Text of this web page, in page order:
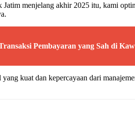
menjelang akhir 2025 itu, kami
Pembayaran yang Sah di
kuat dan kepercayaan dari